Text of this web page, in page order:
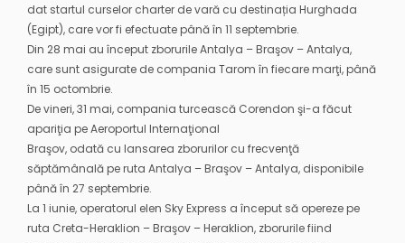
dat startul curselor charter de vară cu destinația Hurghada
(Egipt), care vor fi efectuate până în 11 septembrie.
Din 28 mai au început zborurile Antalya – Braşov – Antalya,
care sunt asigurate de compania Tarom în fiecare marţi, până
în 15 octombrie.
De vineri, 31 mai, compania turcească Corendon şi-a făcut
apariţia pe Aeroportul Internaţional
Braşov, odată cu lansarea zborurilor cu frecvenţă
săptămânală pe ruta Antalya – Braşov – Antalya, disponibile
până în 27 septembrie.
La 1 iunie, operatorul elen Sky Express a început să opereze pe
ruta Creta-Heraklion – Braşov – Heraklion, zborurile fiind